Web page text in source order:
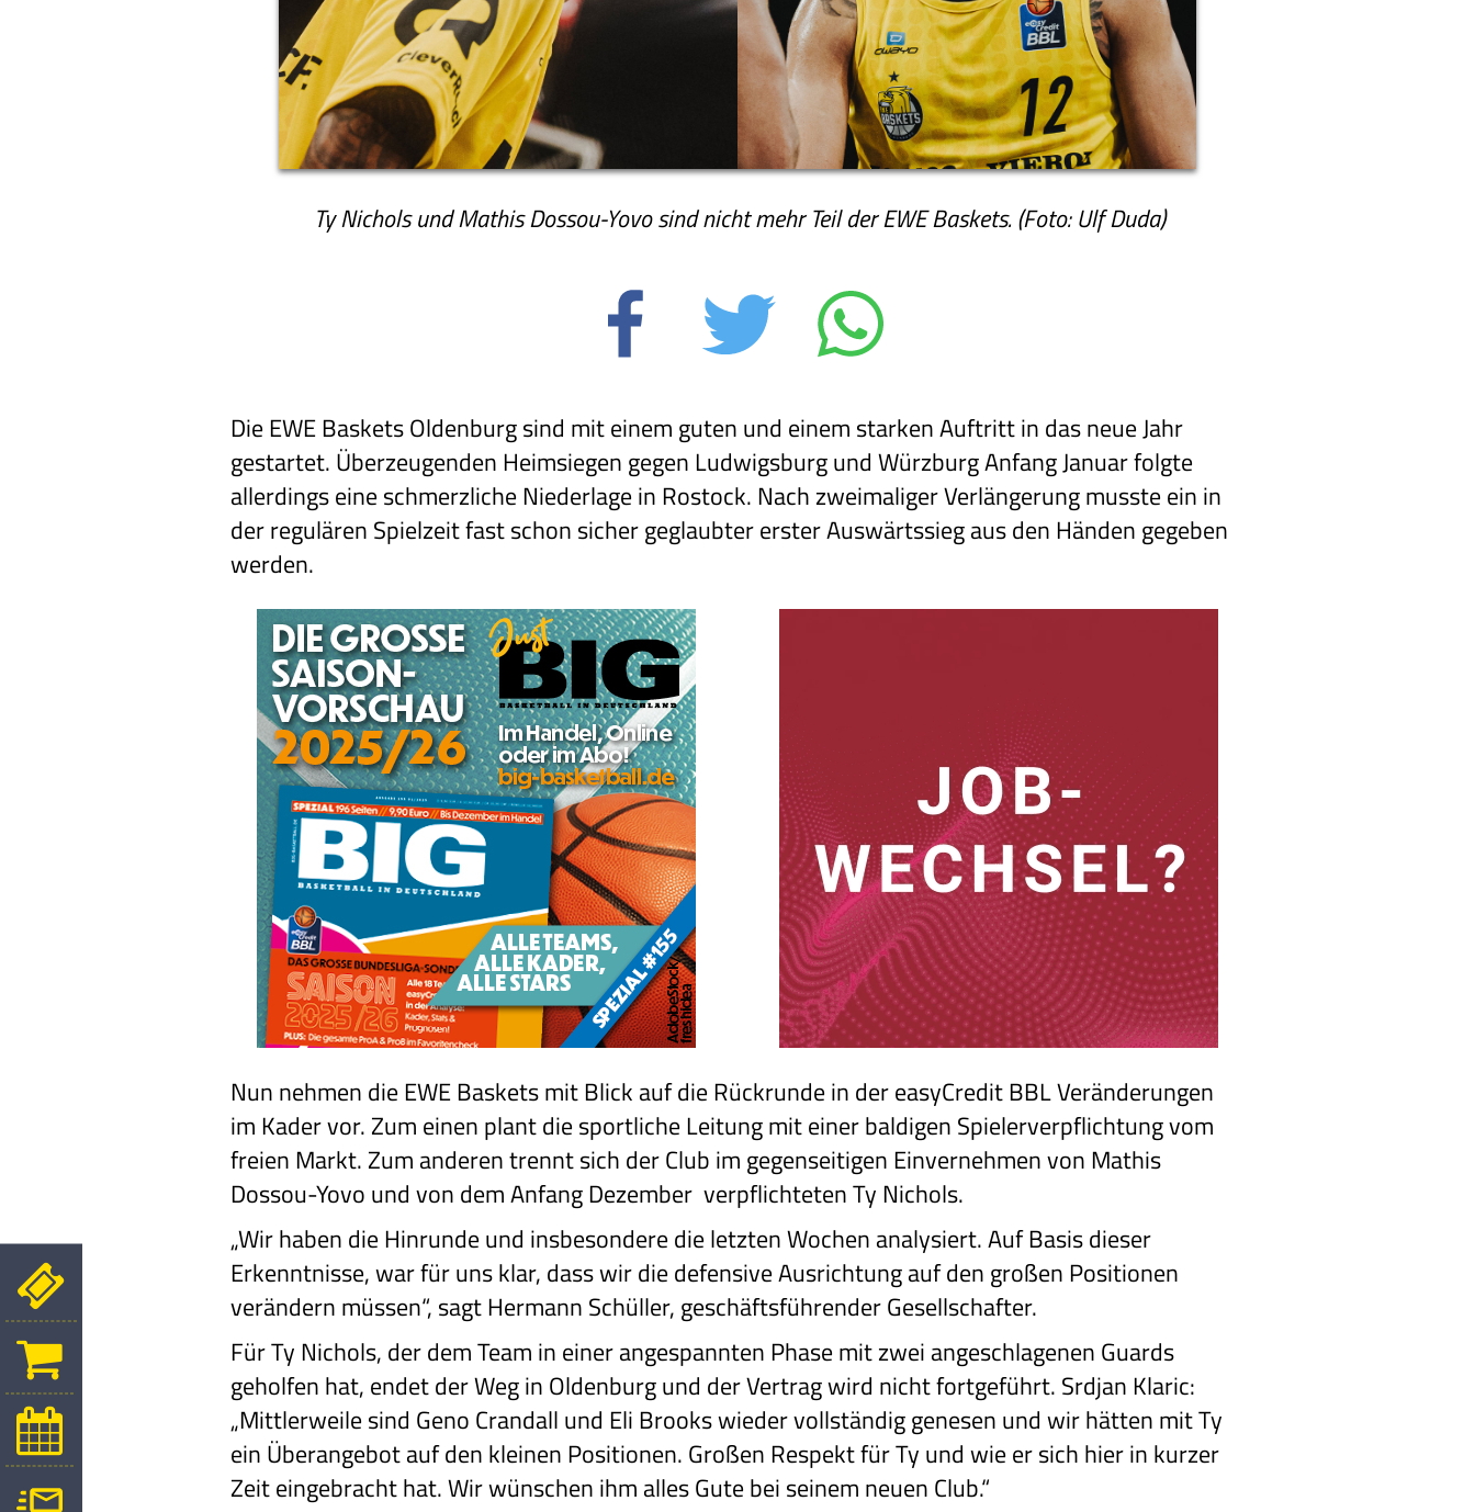
Ty Nichols und Mathis Dossou-Yovo sind nicht mehr Teil der EWE Baskets. (Foto: Ulf Duda)
Die EWE Baskets Oldenburg sind mit einem guten und einem starken Auftritt in das neue Jahr
gestartet. Überzeugenden Heimsiegen gegen Ludwigsburg und Würzburg Anfang Januar folgte
allerdings eine schmerzliche Niederlage in Rostock. Nach zweimaliger Verlängerung musste ein in
der regulären Spielzeit fast schon sicher geglaubter erster Auswärtssieg aus den Händen gegeben
werden.
Nun nehmen die EWE Baskets mit Blick auf die Rückrunde in der easyCredit BBL Veränderungen
im Kader vor. Zum einen plant die sportliche Leitung mit einer baldigen Spielerverpflichtung vom
freien Markt. Zum anderen trennt sich der Club im gegenseitigen Einvernehmen von Mathis
Dossou-Yovo und von dem Anfang Dezember verpflichteten Ty Nichols.
„Wir haben die Hinrunde und insbesondere die letzten Wochen analysiert. Auf Basis dieser
Erkenntnisse, war für uns klar, dass wir die defensive Ausrichtung auf den großen Positionen
verändern müssen“, sagt Hermann Schüller, geschäftsführender Gesellschafter.
Für Ty Nichols, der dem Team in einer angespannten Phase mit zwei angeschlagenen Guards
geholfen hat, endet der Weg in Oldenburg und der Vertrag wird nicht fortgeführt. Srdjan Klaric:
„Mittlerweile sind Geno Crandall und Eli Brooks wieder vollständig genesen und wir hätten mit Ty
ein Überangebot auf den kleinen Positionen. Großen Respekt für Ty und wie er sich hier in kurzer
Zeit eingebracht hat. Wir wünschen ihm alles Gute bei seinem neuen Club.“